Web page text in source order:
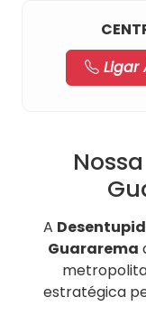
Ligar
A
Guararema
estratégica